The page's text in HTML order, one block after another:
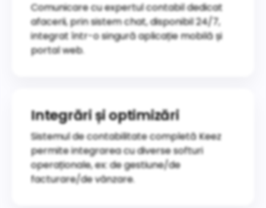
Comunicare cu expertul contabil dedicat
afacerii, prin sistem chat, disponibil 24/7,
integrat într-o singură aplicație mobilă și
portal web.
Integrări și optimizări
Sistemul de contabilitate completă Keez
permite integrarea cu diverse softuri
operaționale, ex: de gestiune/de
facturare/de vânzare.